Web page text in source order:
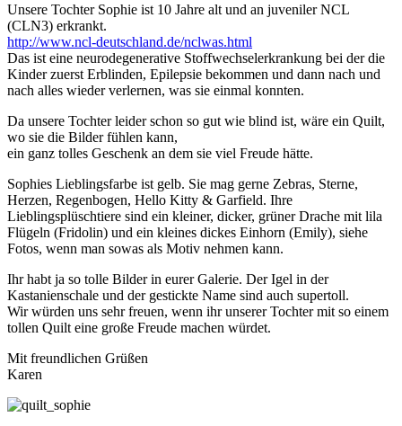
Unsere Tochter Sophie ist 10 Jahre alt und an juveniler NCL
(CLN3) erkrankt.
http://www.ncl-deutschland.de/nclwas.html
Das ist eine neurodegenerative Stoffwechselerkrankung bei der die
Kinder zuerst Erblinden, Epilepsie bekommen und dann nach und
nach alles wieder verlernen, was sie einmal konnten.
Da unsere Tochter leider schon so gut wie blind ist, wäre ein Quilt,
wo sie die Bilder fühlen kann,
ein ganz tolles Geschenk an dem sie viel Freude hätte.
Sophies Lieblingsfarbe ist gelb. Sie mag gerne Zebras, Sterne,
Herzen, Regenbogen, Hello Kitty & Garfield. Ihre
Lieblingsplüschtiere sind ein kleiner, dicker, grüner Drache mit lila
Flügeln (Fridolin) und ein kleines dickes Einhorn (Emily), siehe
Fotos, wenn man sowas als Motiv nehmen kann.
Ihr habt ja so tolle Bilder in eurer Galerie. Der Igel in der
Kastanienschale und der gestickte Name sind auch supertoll.
Wir würden uns sehr freuen, wenn ihr unserer Tochter mit so einem
tollen Quilt eine große Freude machen würdet.
Mit freundlichen Grüßen
Karen